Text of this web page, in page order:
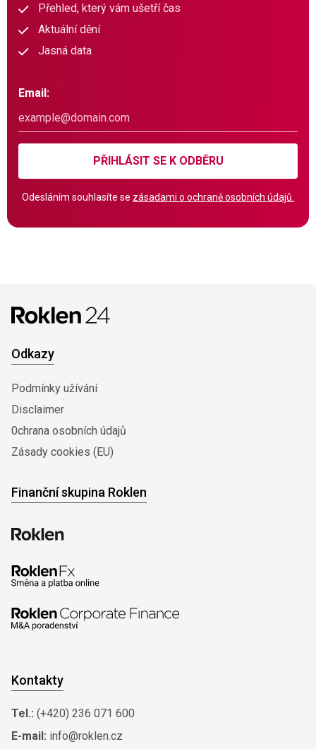
Přehled, který vám ušetří čas
Aktuální dění
Jasná data
Email:
PŘIHLÁSIT SE K ODBĚRU
Odesláním souhlasíte se zásadami o ochraně osobních údajů.
Odkazy
Podmínky užívání
Disclaimer
0chrana osobních údajů
Zásady cookies (EU)
Finanční skupina Roklen
Kontakty
Tel.: (+420) 236 071 600
E-mail: info@roklen.cz